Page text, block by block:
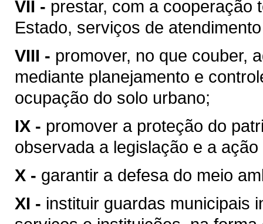
VII - prestar, com a cooperação
Estado, serviços de
VIII - promover, no que couber,
mediante planejamento e
ocupação do solo urbano;
IX - promover a proteção do
observada a legislação e a
X - garantir a defesa do meio
XI - instituir guardas municipais